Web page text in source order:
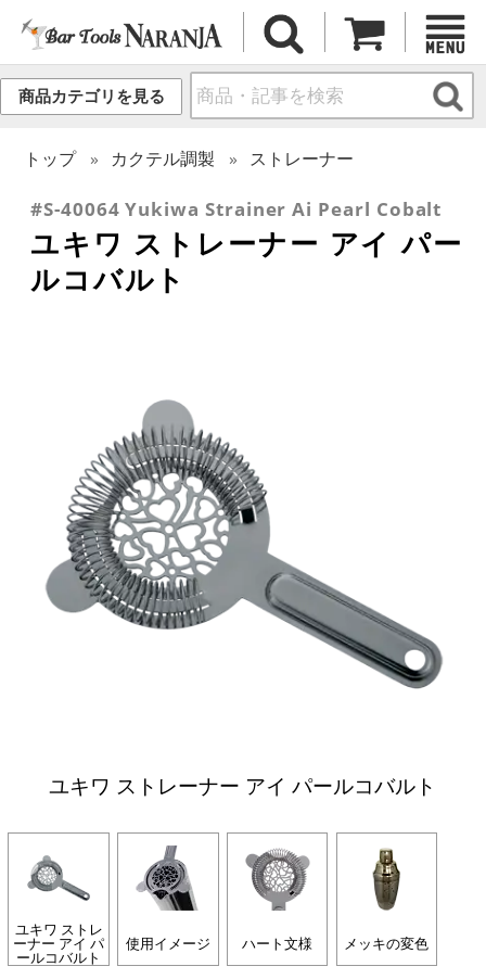
商品カテゴリを見る
トップ カクテル調製 ストレーナー
#S-40064 Yukiwa Strainer Ai Pearl Cobalt
ユキワ ストレーナー アイ パー
ルコバルト
ユキワ ストレーナー アイ パールコバルト
ユキワ ストレ
ーナー アイ パ
ールコバルト
使用イメージ ハート文様 メッキの変色